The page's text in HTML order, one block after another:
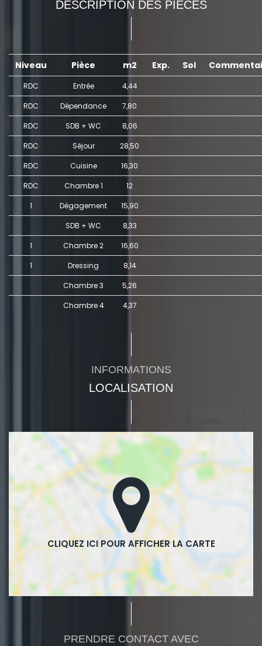
DESCRIPTION DES PIÈCES
Niveau Pièce m2 Exp. Sol
RDC Entrée
4,44
RDC
Dépendance
7,80
RDC
SDB + WC
8,06
RDC
Séjour
28,50
RDC
Cuisine
16,30
RDC
Chambre 1
12
1
Dégagement
15,90
SDB + WC
8,33
1
Chambre 2
16,60
1
Dressing
8,14
Chambre 3
5,26
Chambre 4
4,37
INFORMATIONS
LOCALISATION
PRENDRE CONTACT AVEC